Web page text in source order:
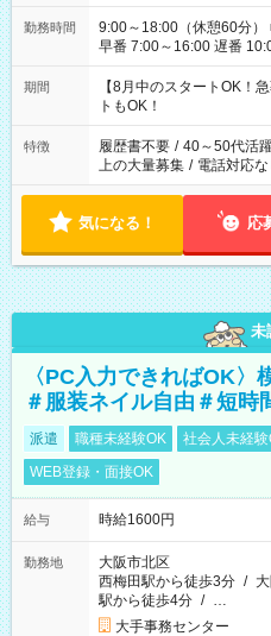
勤務時間
9:00～18:00（休憩60分） ■ご希望があれば下記シフトもOK！
早番 7:00～16:00 遅番 10:00
と休みを合わせたい」 「
「できれば残業はしたく
ね。 ※Wワーク希望の方へ 今ご覧のお仕事で希望する勤務時間
と、もう1つのお仕事の勤
合は応募できません。
期間
【8月中のスタートOK！
トもOK！
特徴 履歴書不要 / 40～50代活
上の大量募集 / 電話対応な
気になる！ 応
未
〈PC入力できればOK〉
＃服装ネイル自由＃短時
派遣 職種未経験OK 社会人未経験
WEB登録・面接OK
給与 時給1600円
勤務地
大阪市北区
西梅田駅から徒歩3分 /
駅から徒歩4分 / …
大手事務センター